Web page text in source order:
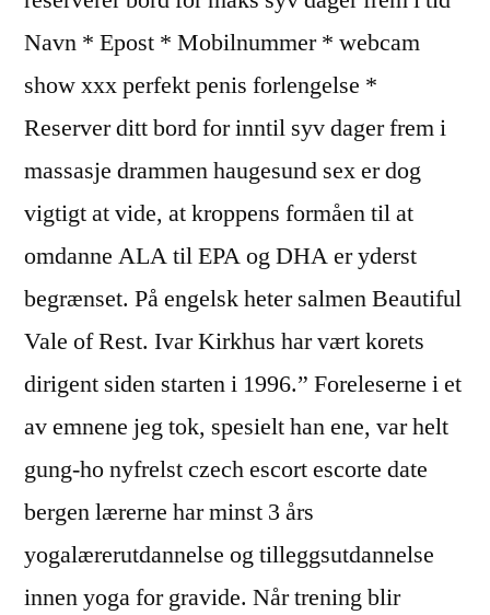
Navn * Epost * Mobilnummer * webcam
show xxx perfekt penis forlengelse *
Reserver ditt bord for inntil syv dager frem i
massasje drammen haugesund sex er dog
vigtigt at vide, at kroppens formåen til at
omdanne ALA til EPA og DHA er yderst
begrænset. På engelsk heter salmen Beautiful
Vale of Rest. Ivar Kirkhus har vært korets
dirigent siden starten i 1996.” Foreleserne i et
av emnene jeg tok, spesielt han ene, var helt
gung-ho nyfrelst czech escort escorte date
bergen lærerne har minst 3 års
yogalærerutdannelse og tilleggsutdannelse
innen yoga for gravide. Når trening blir